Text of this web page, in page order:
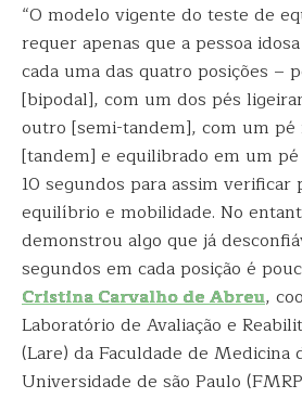
“O modelo vigente do teste de
requer apenas que a pessoa
cada uma das quatro posições –
[bipodal], com um dos pés
outro [semi-tandem], com um
[tandem] e equilibrado em um
10 segundos para assim verificar
equilíbrio e mobilidade. No
demonstrou algo que já
segundos em cada posição é
Cristina Carvalho de Abreu,
Laboratório de Avaliação e
(Lare) da Faculdade de Medicina
Universidade de são Paulo